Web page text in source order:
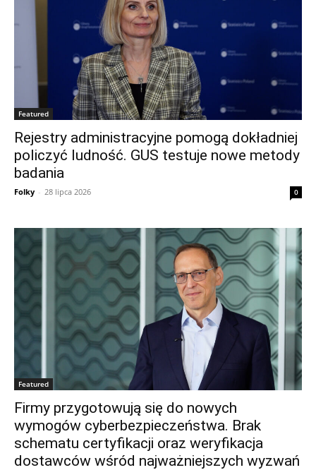
Featured
Rejestry administracyjne pomogą dokładniej
policzyć ludność. GUS testuje nowe metody
badania
Folky - 28 lipca 2026 0
Featured
Firmy przygotowują się do nowych
wymogów cyberbezpieczeństwa. Brak
schematu certyfikacji oraz weryfikacja
dostawców wśród najważniejszych wyzwań